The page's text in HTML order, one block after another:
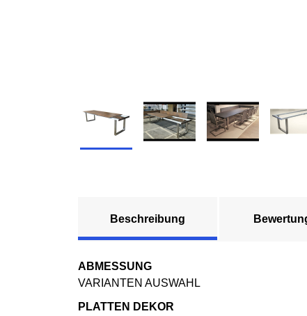
Beschreibung
ABMESSUNG
VARIANTEN AUSWAHL
PLATTEN DEKOR